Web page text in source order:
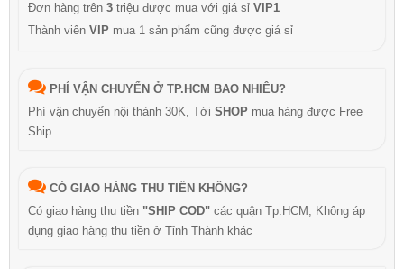
Đơn hàng trên 3 triệu được mua với giá sỉ VIP1
Thành viên VIP mua 1 sản phẩm cũng được giá sỉ
PHÍ VẬN CHUYỂN Ở TP.HCM BAO NHIÊU?
Phí vận chuyển nội thành 30K, Tới SHOP mua hàng được Free
Ship
CÓ GIAO HÀNG THU TIỀN KHÔNG?
Có giao hàng thu tiền "SHIP COD" các quận Tp.HCM, Không áp
dụng giao hàng thu tiền ở Tỉnh Thành khác